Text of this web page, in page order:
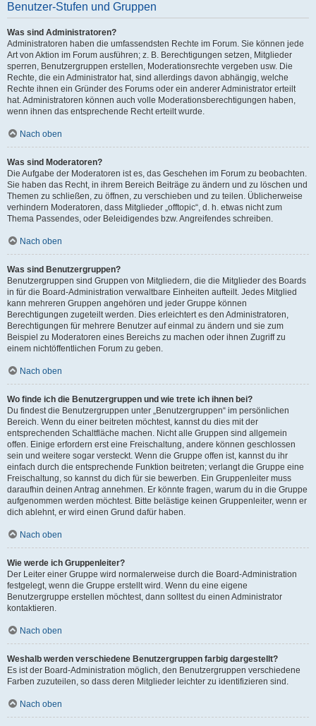
Benutzer-Stufen und Gruppen
Was sind Administratoren?
Administratoren haben die umfassendsten Rechte im Forum. Sie können jede
Art von Aktion im Forum ausführen; z. B. Berechtigungen setzen, Mitglieder
sperren, Benutzergruppen erstellen, Moderationsrechte vergeben usw. Die
Rechte, die ein Administrator hat, sind allerdings davon abhängig, welche
Rechte ihnen ein Gründer des Forums oder ein anderer Administrator erteilt
hat. Administratoren können auch volle Moderationsberechtigungen haben,
wenn ihnen das entsprechende Recht erteilt wurde.
Nach oben
Was sind Moderatoren?
Die Aufgabe der Moderatoren ist es, das Geschehen im Forum zu beobachten.
Sie haben das Recht, in ihrem Bereich Beiträge zu ändern und zu löschen und
Themen zu schließen, zu öffnen, zu verschieben und zu teilen. Üblicherweise
verhindern Moderatoren, dass Mitglieder „offtopic“, d. h. etwas nicht zum
Thema Passendes, oder Beleidigendes bzw. Angreifendes schreiben.
Nach oben
Was sind Benutzergruppen?
Benutzergruppen sind Gruppen von Mitgliedern, die die Mitglieder des Boards
in für die Board-Administration verwaltbare Einheiten aufteilt. Jedes Mitglied
kann mehreren Gruppen angehören und jeder Gruppe können
Berechtigungen zugeteilt werden. Dies erleichtert es den Administratoren,
Berechtigungen für mehrere Benutzer auf einmal zu ändern und sie zum
Beispiel zu Moderatoren eines Bereichs zu machen oder ihnen Zugriff zu
einem nichtöffentlichen Forum zu geben.
Nach oben
Wo finde ich die Benutzergruppen und wie trete ich ihnen bei?
Du findest die Benutzergruppen unter „Benutzergruppen“ im persönlichen
Bereich. Wenn du einer beitreten möchtest, kannst du dies mit der
entsprechenden Schaltfläche machen. Nicht alle Gruppen sind allgemein
offen. Einige erfordern erst eine Freischaltung, andere können geschlossen
sein und weitere sogar versteckt. Wenn die Gruppe offen ist, kannst du ihr
einfach durch die entsprechende Funktion beitreten; verlangt die Gruppe eine
Freischaltung, so kannst du dich für sie bewerben. Ein Gruppenleiter muss
daraufhin deinen Antrag annehmen. Er könnte fragen, warum du in die Gruppe
aufgenommen werden möchtest. Bitte belästige keinen Gruppenleiter, wenn er
dich ablehnt, er wird einen Grund dafür haben.
Nach oben
Wie werde ich Gruppenleiter?
Der Leiter einer Gruppe wird normalerweise durch die Board-Administration
festgelegt, wenn die Gruppe erstellt wird. Wenn du eine eigene
Benutzergruppe erstellen möchtest, dann solltest du einen Administrator
kontaktieren.
Nach oben
Weshalb werden verschiedene Benutzergruppen farbig dargestellt?
Es ist der Board-Administration möglich, den Benutzergruppen verschiedene
Farben zuzuteilen, so dass deren Mitglieder leichter zu identifizieren sind.
Nach oben